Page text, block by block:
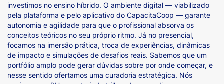
investimos no ensino híbrido. O ambiente digital — viabilizado
pela plataforma e pelo aplicativo do CapacitaCoop — garante
autonomia e agilidade para que o profissional absorva os
conceitos teóricos no seu próprio ritmo. Já no presencial,
focamos na imersão prática, troca de experiências, dinâmicas
de impacto e simulações de desafios reais. Sabemos que um
portfólio amplo pode gerar dúvidas sobre por onde começar, e
nesse sentido ofertamos uma curadoria estratégica. Nós